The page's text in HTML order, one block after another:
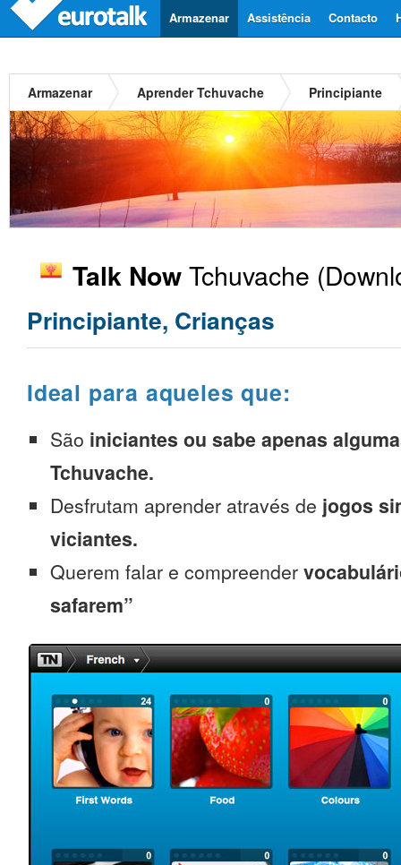
Contacto
Assistência
Armazenar
Armazenar Aprender Tchuvache Principiante
Talk NowTchuvache
Principiante, Crianças
Ideal para aqueles que:
São iniciantes ou sabe apenas
Tchuvache.
Desfrutam aprender através de jogos
viciantes.
Querem falar e compreender
safarem”